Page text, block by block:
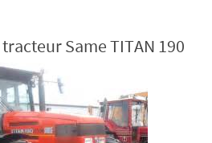
Same TITAN 190